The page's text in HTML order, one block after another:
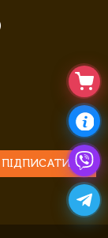
ПІДПИСАТИСЯ